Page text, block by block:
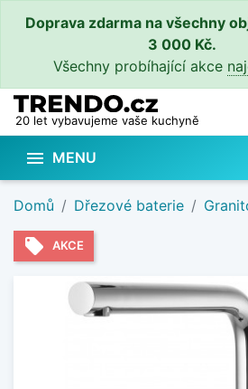
Doprava zdarma na všechny
3 000 Kč.
Všechny probíhající akce
20 let vybavujeme vaše kuchyně
 MENU
Domů Dřezové baterie
local_offer AKCE